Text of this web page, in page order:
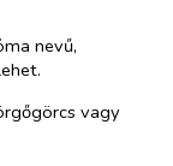
nevű,
vagy